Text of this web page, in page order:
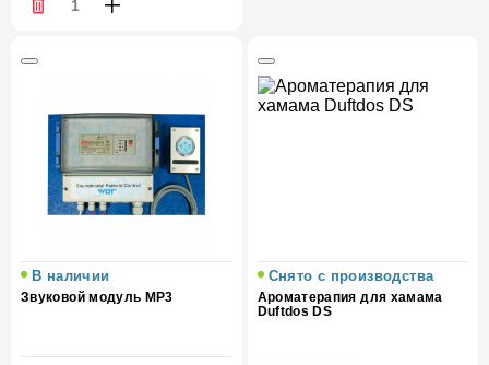
В наличии
Звуковой модуль MP3
Снято с производства
Ароматерапия для хамама
Duftdos DS